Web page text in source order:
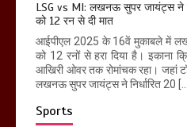
LSG vs MI: लखनऊ सुपर जायंट्स ने
को 12 रन से दी मात
आईपीएल 2025 के 16वें मुकाबले में
को 12 रनों से हरा दिया है। इकाना
आखिरी ओवर तक रोमांचक रहा। जहां
लखनऊ सुपर जायंट्स ने निर्धारित 20 […]
Sports